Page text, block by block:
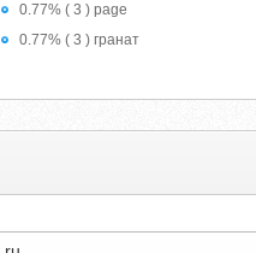
0.77% ( 3 ) page
0.77% ( 3 ) гранат